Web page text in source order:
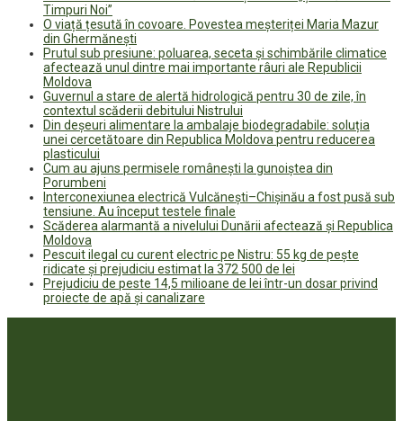
Timpuri Noi”
O viață țesută în covoare. Povestea meșteriței Maria Mazur
din Ghermănești
Prutul sub presiune: poluarea, seceta și schimbările climatice
afectează unul dintre mai importante râuri ale Republicii
Moldova
Guvernul a stare de alertă hidrologică pentru 30 de zile, în
contextul scăderii debitului Nistrului
Din deșeuri alimentare la ambalaje biodegradabile: soluția
unei cercetătoare din Republica Moldova pentru reducerea
plasticului
Cum au ajuns permisele românești la gunoiștea din
Porumbeni
Interconexiunea electrică Vulcănești–Chișinău a fost pusă sub
tensiune. Au început testele finale
Scăderea alarmantă a nivelului Dunării afectează și Republica
Moldova
Pescuit ilegal cu curent electric pe Nistru: 55 kg de pește
ridicate și prejudiciu estimat la 372 500 de lei
Prejudiciu de peste 14,5 milioane de lei într-un dosar privind
proiecte de apă și canalizare